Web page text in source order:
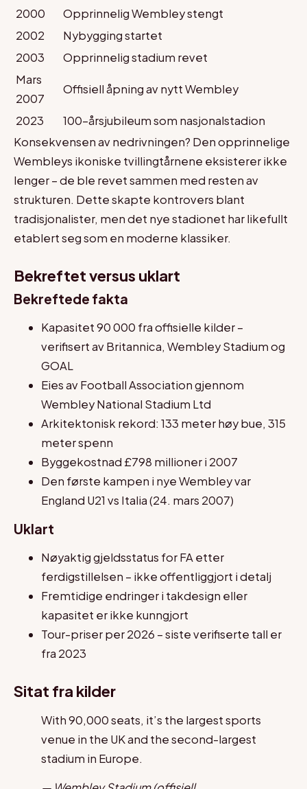
2000
Opprinnelig Wembley stengt
2002
Nybygging startet
2003
Opprinnelig stadium revet
Mars
2007
Offisiell åpning av nytt Wembley
2023
100-årsjubileum som nasjonalstadion
Konsekvensen av nedrivningen? Den opprinnelige
Wembleys ikoniske tvillingtårnene eksisterer ikke
lenger – de ble revet sammen med resten av
strukturen. Dette skapte kontrovers blant
tradisjonalister, men det nye stadionet har likefullt
etablert seg som en moderne klassiker.
Bekreftet versus uklart
Bekreftede fakta
Kapasitet 90 000 fra offisielle kilder –
verifisert av Britannica, Wembley Stadium og
GOAL
Eies av Football Association gjennom
Wembley National Stadium Ltd
Arkitektonisk rekord: 133 meter høy bue, 315
meter spenn
Byggekostnad £798 millioner i 2007
Den første kampen i nye Wembley var
England U21 vs Italia (24. mars 2007)
Uklart
Nøyaktig gjeldsstatus for FA etter
ferdigstillelsen – ikke offentliggjort i detalj
Fremtidige endringer i takdesign eller
kapasitet er ikke kunngjort
Tour-priser per 2026 – siste verifiserte tall er
fra 2023
Sitat fra kilder
With 90,000 seats, it’s the largest sports
venue in the UK and the second-largest
stadium in Europe.